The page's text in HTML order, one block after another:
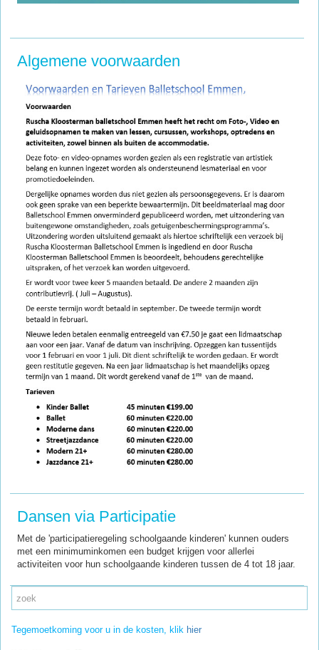
Algemene voorwaarden
Dansen via Participatie
Met de 'participatieregeling schoolgaande kinderen' kunnen ouders
met een minimuminkomen een budget krijgen voor allerlei
activiteiten voor hun schoolgaande kinderen tussen de 4 tot 18 jaar.
Tegemoetkoming voor u in de kosten, klik hier